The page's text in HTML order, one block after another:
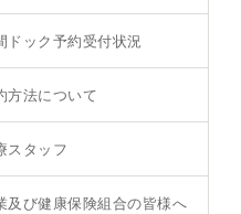
ドック予約受付状況
方法について
スタッフ
及び健康保険組合の皆様へ